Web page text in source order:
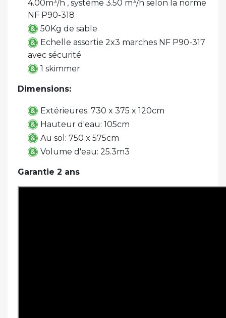
4.00m³/h , système 3.50 m³/h selon la norme
NF P90-318
50Kg de sable
Echelle assortie 2x3 marches NF P90-317
avec sécurité
1 skimmer
Dimensions:
Extérieures: 730 x 375 x 120cm
Hauteur d'eau: 105cm
Au sol: 750 x 575cm
Volume d'eau: 25.3m3
Garantie 2 ans